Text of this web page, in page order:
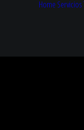
Home Servicios